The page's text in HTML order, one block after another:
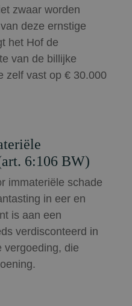
zwaar worden
deze ernstige
het Hof de
van de billijke
zelf vast op € 30.000
6:106 BW)
immateriële schade
in eer en
is aan een
verdisconteerd in
vergoeding, die